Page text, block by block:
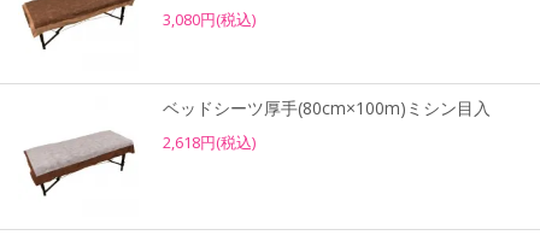
3,080円(税込)
ベッドシーツ厚手(80cm×100m)ミシン目入
2,618円(税込)